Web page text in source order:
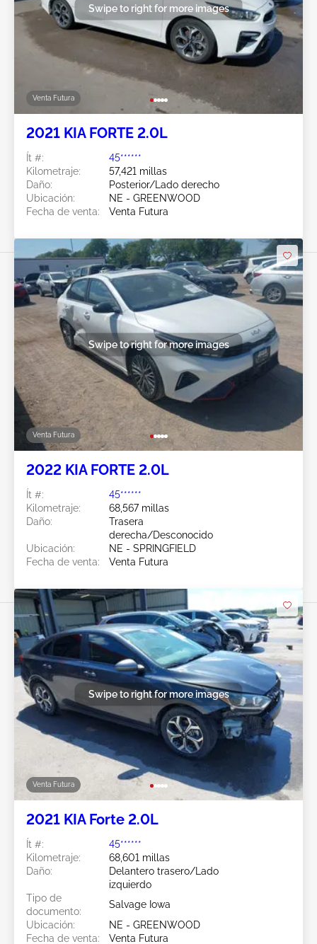
Venta Futura
Swipe to right for more images
2021 KIA FORTE 2.0L
Ít #:
45******
Kilometraje:
57,421 millas
Daño:
Posterior/Lado derecho
Ubicación:
NE - GREENWOOD
Fecha de venta:
Venta Futura
Venta Futura
Swipe to right for more images
2022 KIA FORTE 2.0L
Ít #:
45******
Kilometraje:
68,567 millas
Daño:
Trasera
derecha/Desconocido
Ubicación:
NE - SPRINGFIELD
Fecha de venta:
Venta Futura
Venta Futura
Swipe to right for more images
2021 KIA Forte 2.0L
Ít #:
45******
Kilometraje:
68,601 millas
Daño:
Delantero trasero/Lado
izquierdo
Tipo de
documento:
Salvage Iowa
Ubicación:
NE - GREENWOOD
Fecha de venta:
Venta Futura